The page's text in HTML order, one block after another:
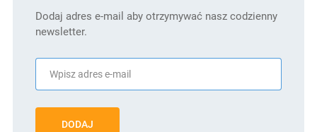
Dodaj adres e-mail aby otrzymywać nasz codzienny
newsletter.
DODAJ